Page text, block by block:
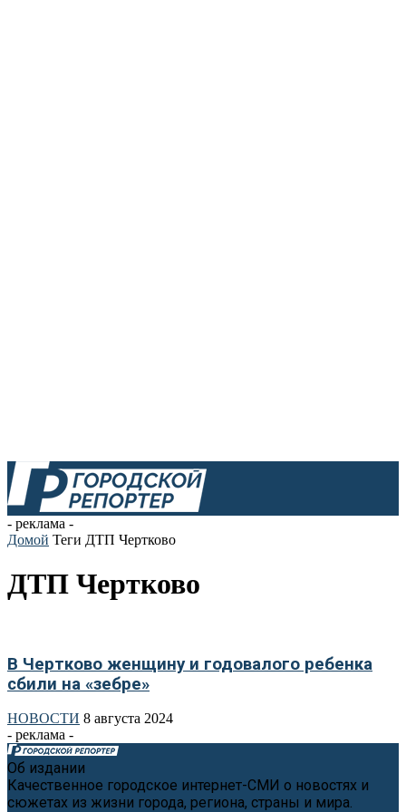
- реклама -
Домой Теги ДТП Чертково
ДТП Чертково
В Чертково женщину и годовалого ребенка
сбили на «зебре»
НОВОСТИ 8 августа 2024
- реклама -
Об издании
Качественное городское интернет-СМИ о новостях и
сюжетах из жизни города, региона, страны и мира.